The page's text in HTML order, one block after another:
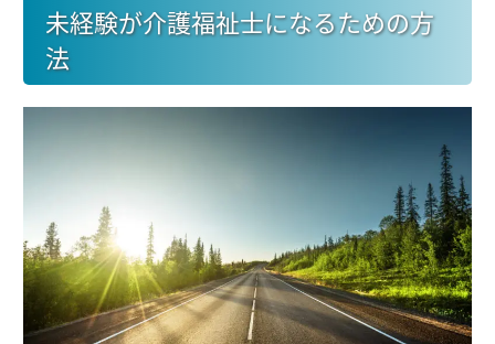
未経験が介護福祉士になるための方
法